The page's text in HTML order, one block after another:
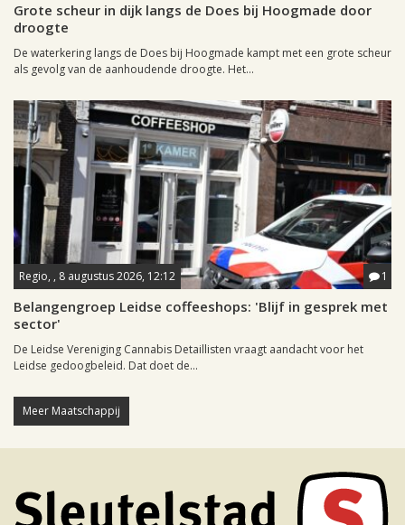
Grote scheur in dijk langs de Does bij Hoogmade door
droogte
De waterkering langs de Does bij Hoogmade kampt met een grote scheur
als gevolg van de aanhoudende droogte. Het...
Regio, , 8 augustus 2026, 12:12 1
Belangengroep Leidse coffeeshops: 'Blijf in gesprek met
sector'
De Leidse Vereniging Cannabis Detaillisten vraagt aandacht voor het
Leidse gedoogbeleid. Dat doet de...
Meer Maatschappij